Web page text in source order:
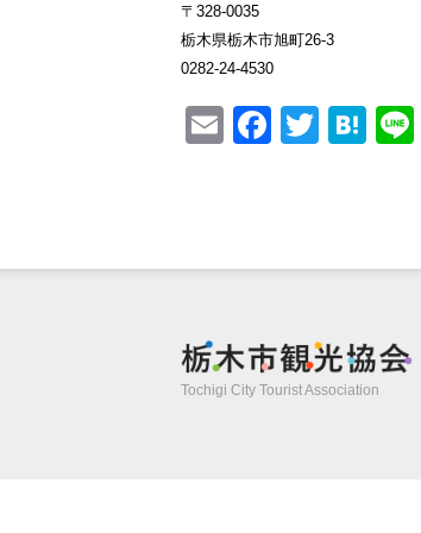
〒328-0035
栃木県栃木市旭町26-3
0282-24-4530
E
F
b
o
k
T
H
a
Tochigi City Tourist Association